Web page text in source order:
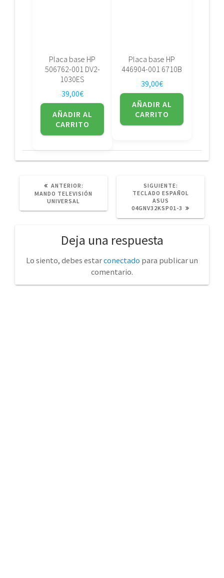
Placa base HP
506762-001 DV2-
1030ES
39,00€
AÑADIR AL
CARRITO
Placa base HP
446904-001 6710B
39,00€
AÑADIR AL
CARRITO
ANTERIOR:
ANTERIOR:
MANDO TELEVISIÓN
UNIVERSAL
SIGUIENTE:
POST:
TECLADO ESPAÑOL
ASUS
04GNV32KSP01-3
Deja una respuesta
Lo siento, debes estarconectado para publicar un
comentario.